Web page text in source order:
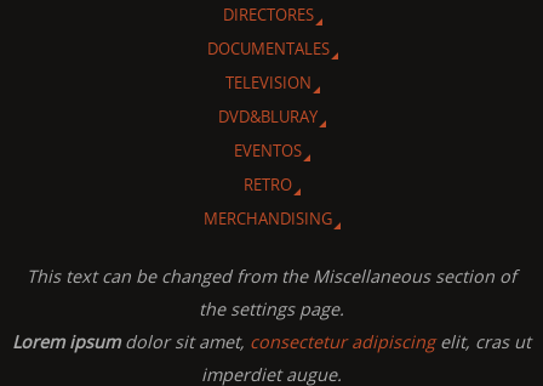
DIRECTORES
DOCUMENTALES
TELEVISION
DVD&BLURAY
EVENTOS
RETRO
MERCHANDISING
This text can be changed from the Miscellaneous section of
the settings page.
Lorem ipsumdolor sit amet, consectetur adipiscingelit, cras ut
imperdiet augue.